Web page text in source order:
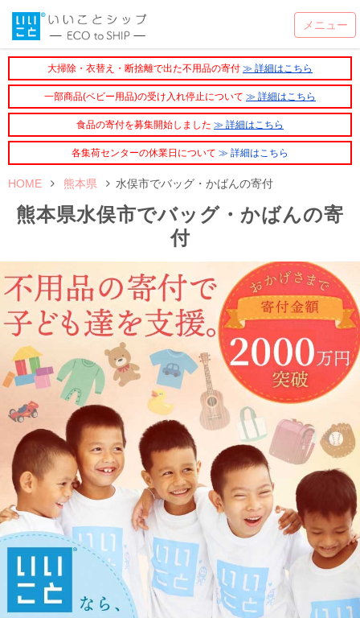
大掃除・衣替え・断捨離で出た不用品の寄付 ≫ 詳細はこちら
一部商品(ベビー用品)の受け入れ停止について ≫ 詳細はこちら
食品の寄付を募集開始しました ≫ 詳細はこちら
各集荷センターの休業日について ≫ 詳細はこちら
HOME 熊本県 水俣市でバッグ・かばんの寄付
熊本県水俣市でバッグ・かばんの寄
付